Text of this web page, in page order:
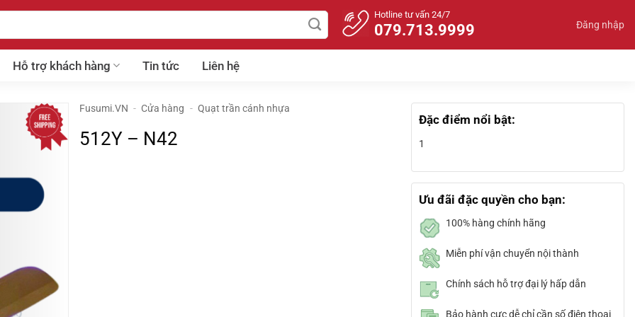
Hotline tư vấn 24/7
079.713.9999 Đăng nhập
Hỗ trợ khách hàng Tin tức Liên hệ
Fusumi.VN - Cửa hàng - Quạt trần cánh nhựa
512Y – N42
Đặc điểm nổi bật:
1
Ưu đãi đặc quyền cho bạn:
100% hàng chính hãng
Miễn phí vận chuyển nội thành
Chính sách hỗ trợ đại lý hấp dẫn
Bảo hành cực dễ chỉ cần số điện thoại